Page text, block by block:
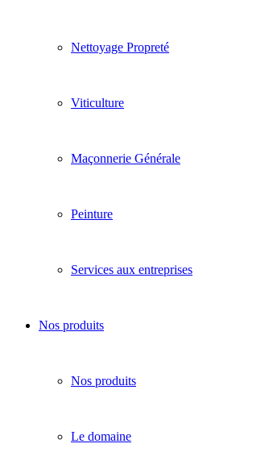
Nettoyage Propreté
Viticulture
Maçonnerie Générale
Peinture
Services aux entreprises
Nos produits
Nos produits
Le domaine